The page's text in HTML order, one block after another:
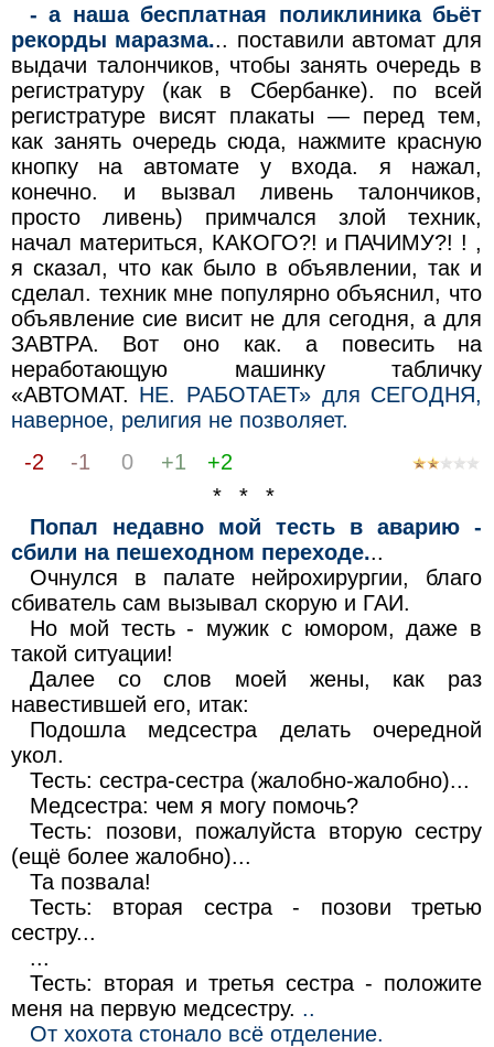
- а наша бесплатная поликлиника бьёт
рекорды маразма... поставили автомат для
выдачи талончиков, чтобы занять очередь в
регистратуру (как в Сбербанке). по всей
регистратуре висят плакаты — перед тем,
как занять очередь сюда, нажмите красную
кнопку на автомате у входа. я нажал,
конечно. и вызвал ливень талончиков,
просто ливень) примчался злой техник,
начал материться, КАКОГО?! и ПАЧИМУ?! ! ,
я сказал, что как было в объявлении, так и
сделал. техник мне популярно объяснил, что
объявление сие висит не для сегодня, а для
ЗАВТРА. Вот оно как. а повесить на
неработающую машинку табличку
«АВТОМАТ. НЕ. РАБОТАЕТ» для СЕГОДНЯ,
наверное, религия не позволяет.
-2
-1 0 +1
+2
* * *
Попал недавно мой тесть в аварию -
сбили на пешеходном переходе...
Очнулся в палате нейрохирургии, благо
сбиватель сам вызывал скорую и ГАИ.
Но мой тесть - мужик с юмором, даже в
такой ситуации!
Далее со слов моей жены, как раз
навестившей его, итак:
Подошла медсестра делать очередной
укол.
Тесть: сестра-сестра (жалобно-жалобно)...
Медсестра: чем я могу помочь?
Тесть: позови, пожалуйста вторую сестру
(ещё более жалобно)...
Та позвала!
Тесть: вторая сестра - позови третью
сестру...
...
Тесть: вторая и третья сестра - положите
меня на первую медсестру. ..
От хохота стонало всё отделение.